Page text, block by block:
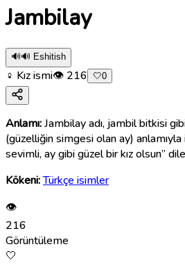
Jambilay
🔊🔊 Eshitish
♀ Kız ismi👁 216 🤍0
Anlamı:Jambilay adı, jambil bitkisi
(güzelliğin simgesi olan ay)
sevimli, ay gibi güzel bir kız olsun”
Kökeni:Türkçe isimler
👁
216
Görüntüleme
🤍